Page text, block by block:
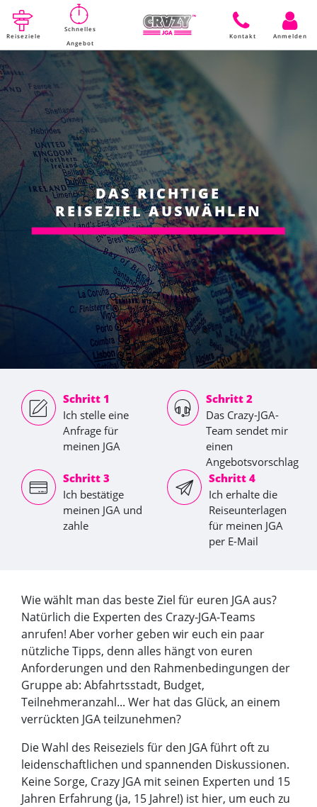
Reiseziele
Schnelles
Angebot
Kontakt Anmelden
DAS RICHTIGE
REISEZIEL AUSWÄHLEN
Schritt 1
Ich stelle eine
Anfrage für
meinen JGA
Schritt 2
Das Crazy-JGA-
Team sendet mir
einen
Angebotsvorschlag
Schritt 3
Ich bestätige
meinen JGA und
zahle
Schritt 4
Ich erhalte die
Reiseunterlagen
für meinen JGA
per E-Mail
Wie wählt man das beste Ziel für euren JGA aus?
Natürlich die Experten des Crazy-JGA-Teams
anrufen! Aber vorher geben wir euch ein paar
nützliche Tipps, denn alles hängt von euren
Anforderungen und den Rahmenbedingungen der
Gruppe ab: Abfahrtsstadt, Budget,
Teilnehmeranzahl... Wer hat das Glück, an einem
verrückten JGA teilzunehmen?
Die Wahl des Reiseziels für den JGA führt oft zu
leidenschaftlichen und spannenden Diskussionen.
Keine Sorge, Crazy JGA mit seinen Experten und 15
Jahren Erfahrung (ja, 15 Jahre!) ist hier, um euch zu